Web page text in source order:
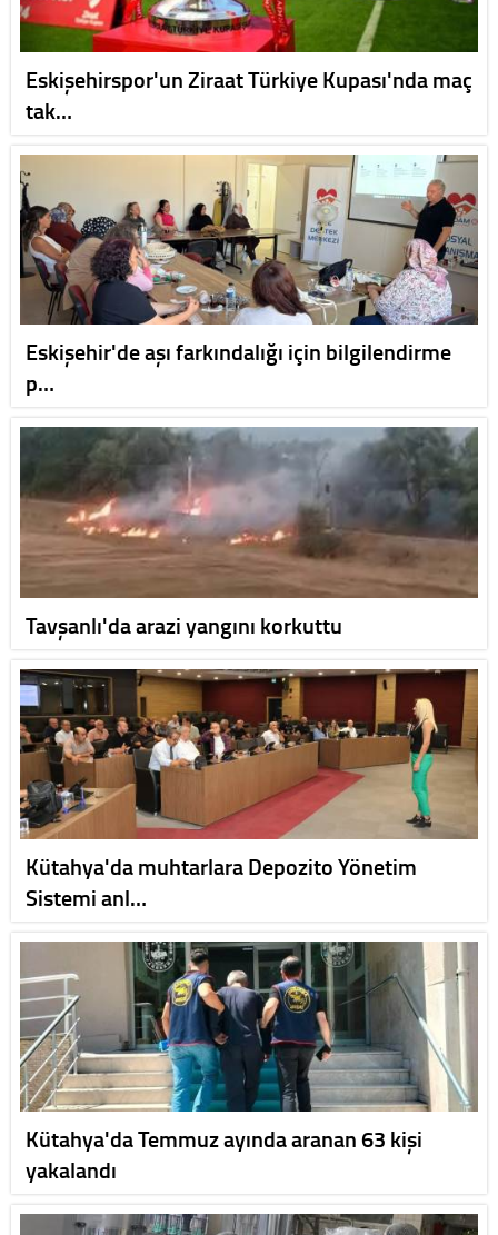
Eskişehirspor'un Ziraat Türkiye Kupası'nda maç
tak…
Eskişehir'de aşı farkındalığı için bilgilendirme
p…
Tavşanlı'da arazi yangını korkuttu
Kütahya'da muhtarlara Depozito Yönetim
Sistemi anl…
Kütahya'da Temmuz ayında aranan 63 kişi
yakalandı